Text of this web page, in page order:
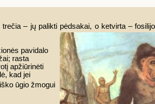
– jų palikti pėdsakai, o ketvirta –
pavidalo
rasta
apžiūrinėti
kad jei
ūgio žmogui